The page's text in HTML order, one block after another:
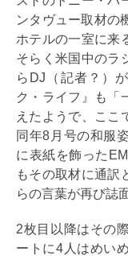
ンタヴュー取材の
ホテルの一室に来
そらく米国中のラ
らDJ（記者？）
ク・ライフ』も「
えたようで、ここ
同年8月号の和服
に表紙を飾った
もその取材に通訳
らの言葉が再び誌
2枚目以降はその
ートに4人はめい